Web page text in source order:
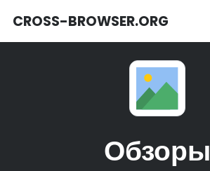
CROSS-BROWSER.ORG
Обзоры